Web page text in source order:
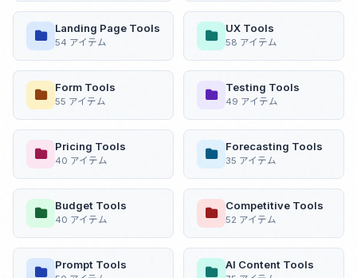
Landing Page Tools
54 アイテム
UX Tools
58 アイテム
Form Tools
55 アイテム
Testing Tools
49 アイテム
Pricing Tools
40 アイテム
Forecasting Tools
35 アイテム
Budget Tools
40 アイテム
Competitive Tools
52 アイテム
Prompt Tools AI Content Tools